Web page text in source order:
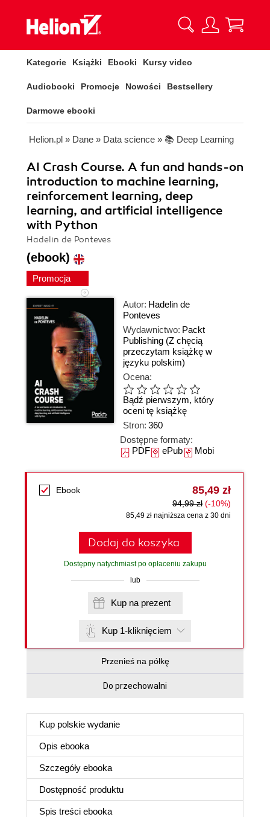
Kategorie Książki Ebooki Kursy video
Audiobooki Promocje Nowości Bestsellery
Darmowe ebooki
Helion.pl » Dane » Data science » 📚 Deep Learning
AI Crash Course. A fun and hands-on
introduction to machine learning,
reinforcement learning, deep
learning, and artificial intelligence
with Python
Hadelin de Ponteves
(ebook)
Promocja
Autor: Hadelin de
Ponteves
Wydawnictwo: Packt
Publishing (Z chęcią
przeczytam książkę w
języku polskim)
Ocena:
Bądź pierwszym, który
oceni tę książkę
Stron: 360
Dostępne formaty:
PDFePubMobi
Ebook 85,49 zł
94,99 zł (-10%)
85,49 zł najniższa cena z 30 dni
Dodaj do koszyka
Dostępny natychmiast po opłaceniu zakupu
lub
Kup na prezent
Kup 1-kliknięciem
Przenieś na półkę
Do przechowalni
Kup polskie wydanie
Opis ebooka
Szczegóły ebooka
Dostępność produktu
Spis treści ebooka